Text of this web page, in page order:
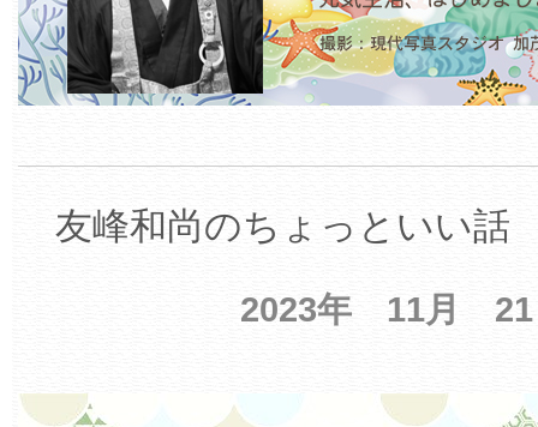
友峰和尚のちょっといい話
2023年 11月